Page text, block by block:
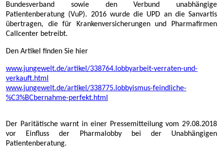
Bundesverband sowie den Verbund unabhängige
Patientenberatung (VuP). 2016 wurde die UPD an die Sanvartis
übertragen, die für Krankenversicherungen und Pharmafirmen
Callcenter betreibt.
Den Artikel finden Sie hier
www.jungewelt.de/artikel/338764.lobbyarbeit-verraten-und-
verkauft.html
www.jungewelt.de/artikel/338775.lobbyismus-feindliche-
%C3%BCbernahme-perfekt.html
Der Paritätische warnt in einer Pressemitteilung vom 29.08.2018
vor Einfluss der Pharmalobby bei der Unabhängigen
Patientenberatung.